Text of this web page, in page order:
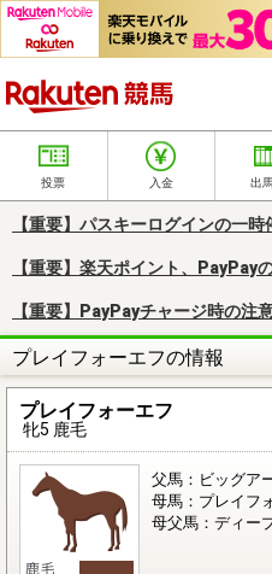
投票 入金 出
【重要】パスキーログインの一時
【重要】楽天ポイント、PayPay
【重要】PayPayチャージ時の注
プレイフォーエフの情報
プレイフォーエフ
牝5 鹿毛
父馬：ビッグア
母馬：プレイフ
母父馬：ディー